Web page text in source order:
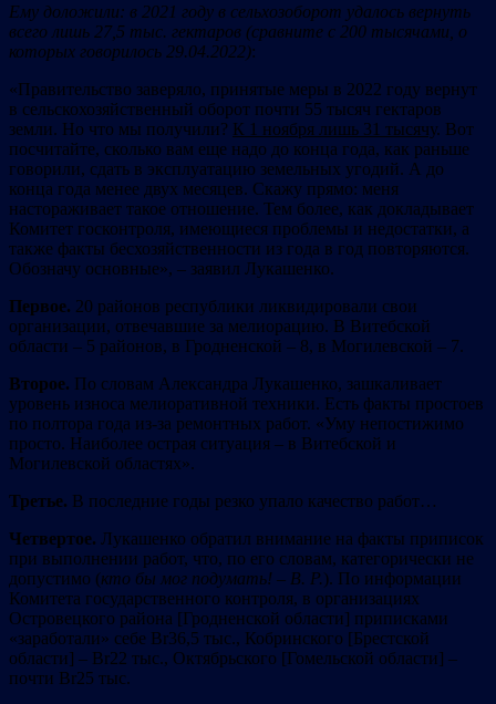
Ему доложили: в 2021 году в сельхозоборот удалось вернуть
всего лишь 27,5 тыс. гектаров (сравните с 200 тысячами, о
которых говорилось 29.04.2022):
«Правительство заверяло, принятые меры в 2022 году вернут
в сельскохозяйственный оборот почти 55 тысяч гектаров
земли. Но что мы получили? К 1 ноября лишь 31 тысячу. Вот
посчитайте, сколько вам еще надо до конца года, как раньше
говорили, сдать в эксплуатацию земельных угодий. А до
конца года менее двух месяцев. Скажу прямо: меня
настораживает такое отношение. Тем более, как докладывает
Комитет госконтроля, имеющиеся проблемы и недостатки, а
также факты бесхозяйственности из года в год повторяются.
Обозначу основные», – заявил Лукашенко.
Первое. 20 районов республики ликвидировали свои
организации, отвечавшие за мелиорацию. В Витебской
области – 5 районов, в Гродненской – 8, в Могилевской – 7.
Второе. По словам Александра Лукашенко, зашкаливает
уровень износа мелиоративной техники. Есть факты простоев
по полтора года из-за ремонтных работ. «Уму непостижимо
просто. Наиболее острая ситуация – в Витебской и
Могилевской областях».
Третье. В последние годы резко упало качество работ…
Четвертое. Лукашенко обратил внимание на факты приписок
при выполнении работ, что, по его словам, категорически не
допустимо (кто бы мог подумать! – В. Р. ). По информации
Комитета государственного контроля, в организациях
Островецкого района [Гродненской области] приписками
«заработали» себе Br36,5 тыс., Кобринского [Брестской
области] – Br22 тыс., Октябрьского [Гомельской области] –
почти Br25 тыс.